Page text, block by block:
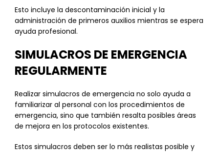
Esto incluye la descontaminación inicial y la
administración de primeros auxilios mientras se espera
ayuda profesional.
SIMULACROS DE EMERGENCIA
REGULARMENTE
Realizar simulacros de emergencia no solo ayuda a
familiarizar al personal con los procedimientos de
emergencia, sino que también resalta posibles áreas
de mejora en los protocolos existentes.
Estos simulacros deben ser lo más realistas posible y